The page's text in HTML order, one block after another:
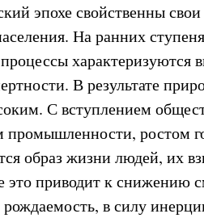
эпохе свойственны
На ранних
характеризуются
В результате
С вступлением
промышленности, ростом
образ жизни людей, их
это приводит к снижению
рождаемость, в силу